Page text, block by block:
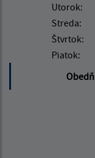
Utorok:
Streda:
Štvrtok:
Piatok: